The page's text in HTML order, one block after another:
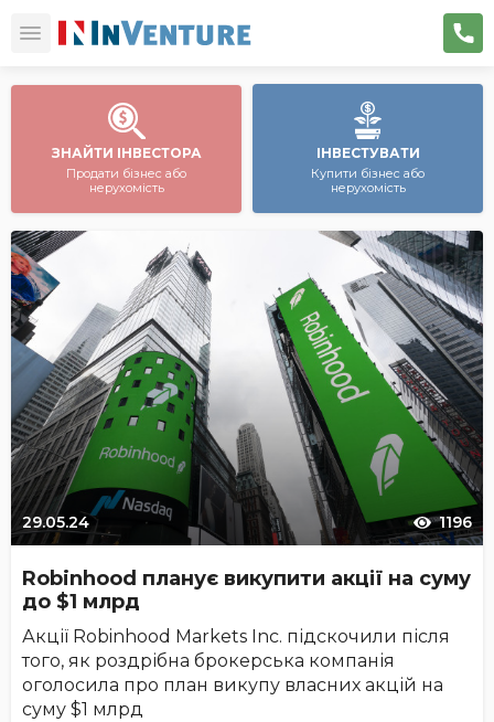
ЗНАЙТИ ІНВЕСТОРА
Продати бізнес або
нерухомість
ІНВЕСТУВАТИ
Купити бізнес або
нерухомість
29.05.24 1196
Robinhood планує викупити акції на суму
до $1 млрд
Акції Robinhood Markets Inc. підскочили після
того, як роздрібна брокерська компанія
оголосила про план викупу власних акцій на
суму $1 млрд